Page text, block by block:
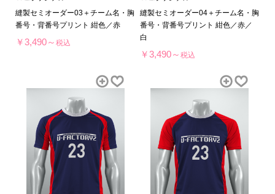
縫製セミオーダー03＋チーム名・胸
番号・背番号プリント 紺色／赤
￥3,490～税込
縫製セミオーダー04＋チーム名・胸
番号・背番号プリント 紺色／赤／
白
￥3,490～ 税込